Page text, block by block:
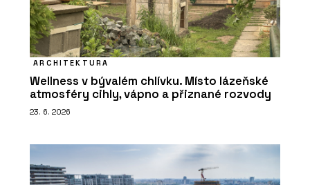
ARCHITEKTURA
Wellness v bývalém chlívku. Místo lázeňské
atmosféry cihly, vápno a přiznané rozvody
23. 6. 2026